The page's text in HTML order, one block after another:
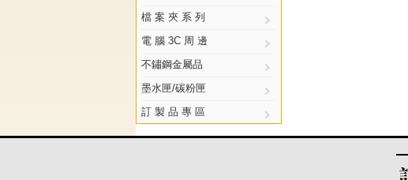
檔 案 夾 系 列
電 腦 3C 周 邊
不鏽鋼金屬品
墨水匣/碳粉匣
訂 製 品 專 區